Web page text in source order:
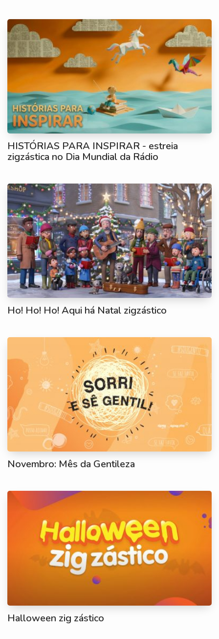
HISTÓRIAS PARA INSPIRAR - estreia
zigzástica no Dia Mundial da Rádio
Ho! Ho! Ho! Aqui há Natal zigzástico
Novembro: Mês da Gentileza
Halloween zig zástico